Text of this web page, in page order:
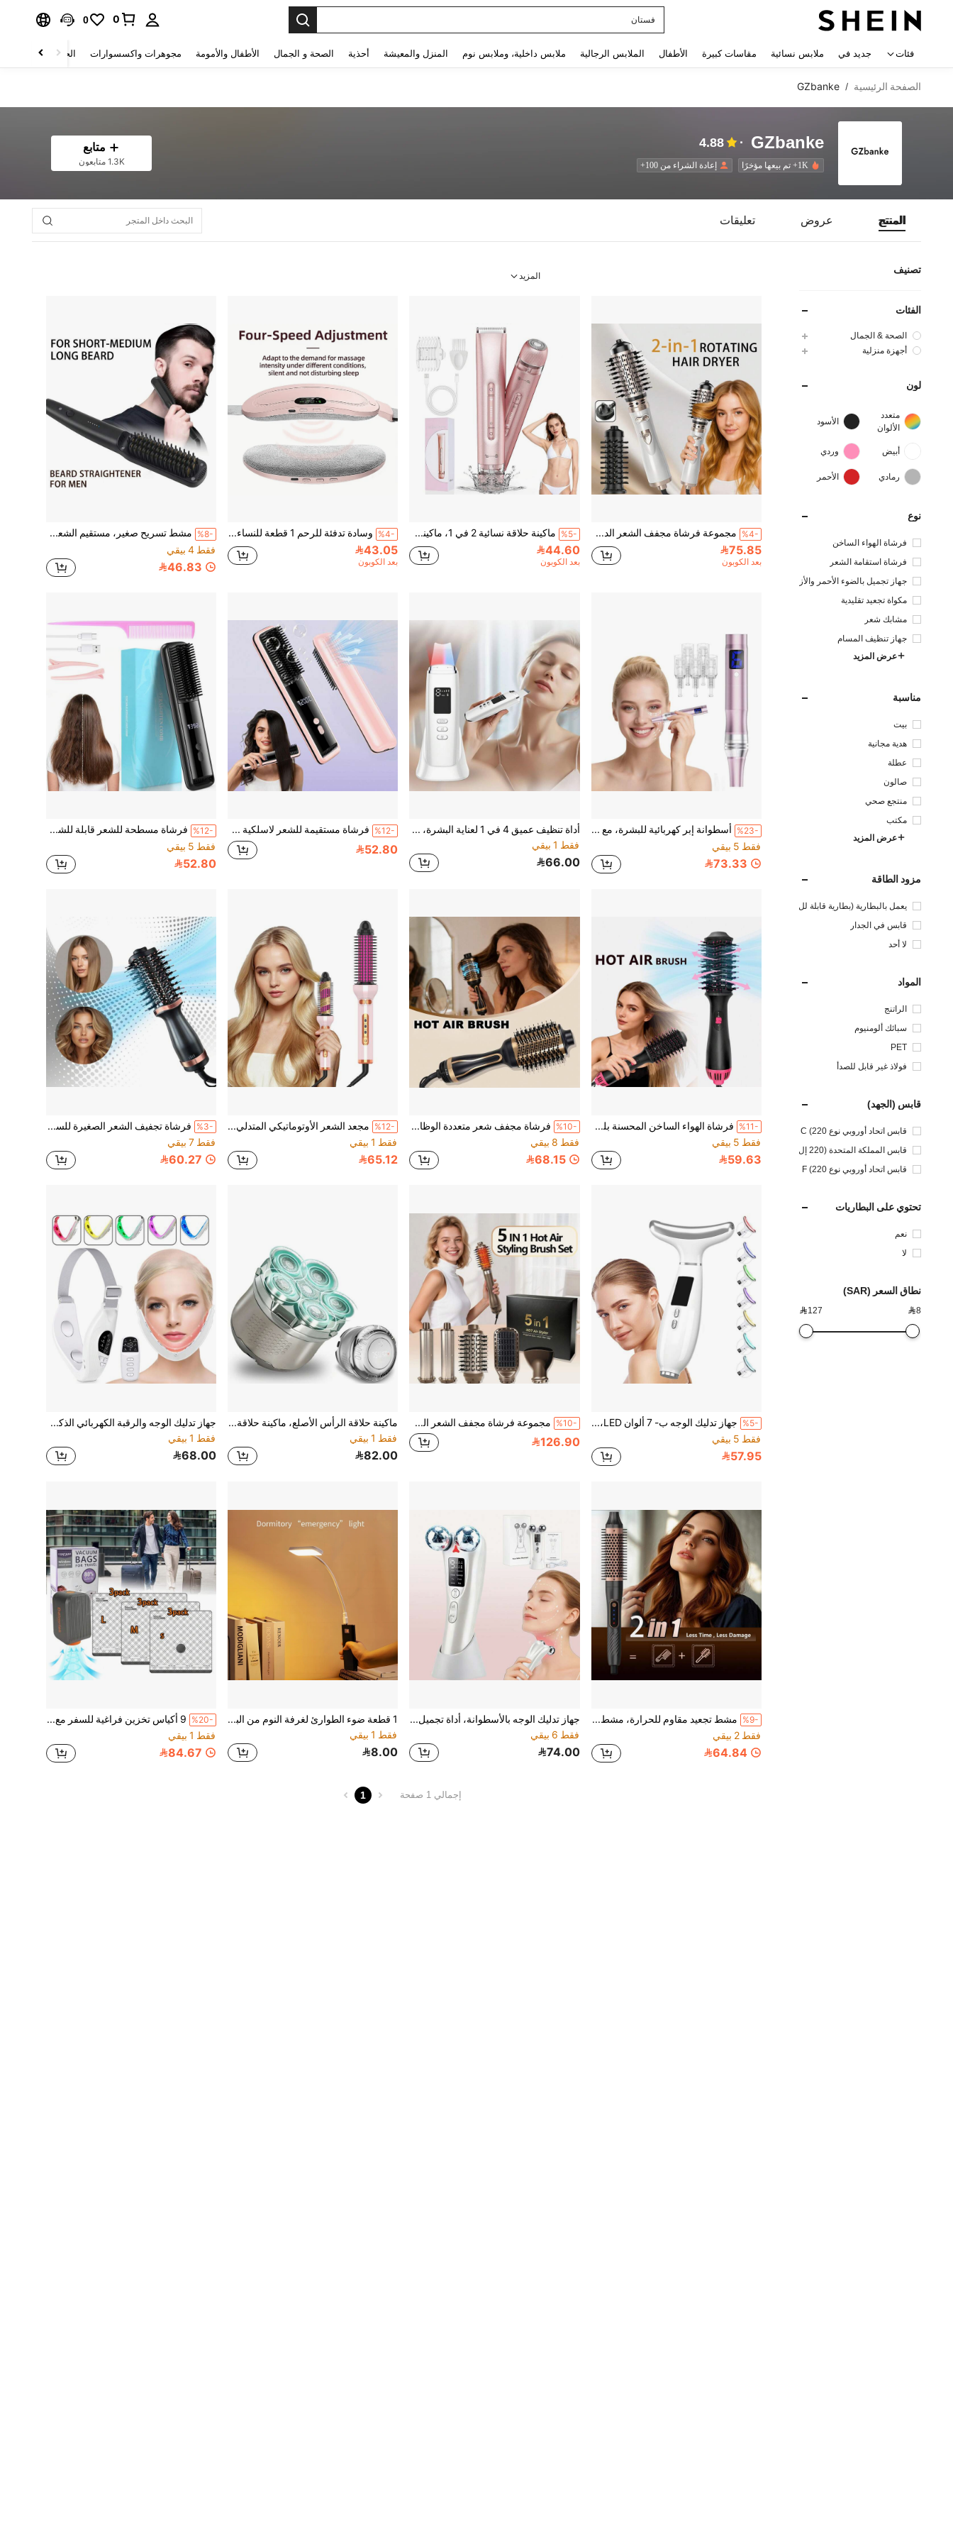
فستان
0
0
فئات جديد في ملابس نسائية مقاسات كبيرة الأطفال الملابس الرجالية ملابس داخلية، وملابس نوم المنزل والمعيشة أحذية الصحة و الجمال الأطفال والأمومة مجوهرات واكسسوارات الحقائب والأمتعة
الصفحة الرئيسية /
GZbanke
GZbanke
4.88
1K+ تم بيعها مؤخرًا إعادة الشراء من 100+
متابع
1.3K متابعون
المنتج عروض تعليقات
تصنيف
الفئات
الصحة & الجمال
أجهزة منزلية
لون
متعدد
الألوان
الأسود
أبيض وردي
رمادي الأحمر
نوع
فرشاة الهواء الساخن
فرشاة استقامة الشعر
جهاز تجميل بالضوء الأحمر والأز
مكواة تجعيد تقليدية
مشابك شعر
جهاز تنظيف المسام
عرض المزيد
مناسبة
بيت
هدية مجانية
عطلة
صالون
منتجع صحي
مكتب
عرض المزيد
مزود الطاقة
يعمل بالبطارية (بطارية قابلة لل
قابس في الجدار
لا أحد
المواد
الراتنج
سبائك ألومنيوم
PET
فولاذ غير قابل للصدأ
قابس (الجهد)
قابس اتحاد أوروبي نوع C (220
قابس المملكة المتحدة (220 إل
قابس اتحاد أوروبي نوع F (220
تحتوي على البطاريات
نعم
لا
نطاق السعر (SAR)
127 8
المزيد
%4- مجموعة فرشاة مجفف الشعر الدوار 3 في 1 - مجفف الشعر الدوار مع رأسين قابلين للتبديل (1.5 بوصة و 2 بوصة)، هدية مثالية للنساء لتجعيد/تجفيف/تنعيم/تمويج الشعر
75.85
بعد الكوبون
%5- ماكينة حلاقة نسائية 2 في 1، ماكينة تشذيب شعر المرأة ذات رأسين مزودة بشفرات سيراميكية ومنفذ شحن من نوع C، ماكينة حلاقة كهربائية للمناطق الحساسة والإبط والساقين والذراعين والوجه، هدية رائعة للنساء
44.60
بعد الكوبون
%4- وسادة تدفئة للرحم 1 قطعة للنساء والفتيات، وسادة تدفئة وتدليك للبطن لتخفيف آلام الدورة الشهرية، قابلة لتعديل السرعات المتعددة
43.05
بعد الكوبون
%8-
مشط تسريح صغير، مستقيم الشعر للرجال - يمنع حروق اللحية، مناسب للرجال والنساء، درجة حرارة قابلة للتعديل، هدية عيد
فقط 4 بيقي
46.83
%23-
أسطوانة إبر كهربائية للبشرة، مع 5 رؤوس بديلة 0.25 مم، أداة العناية بالبشرة الوجهية
فقط 5 بيقي
73.33
أداة تنظيف عميق 4 في 1 لعناية البشرة، مناسبة لتنظيف الوجه، هدية للنساء
فقط 1 بيقي
66.00
%12- فرشاة مستقيمة للشعر لاسلكية محمولة، فرشاة تقويم الشعر بالأيونات السالبة، بطارية قابلة للشحن 2000 مللي أمبير، إعدادات درجة حرارة متعددة، وظيفة الهواء البارد، مناسبة للاستخدام المنزلي والسفر، أداة تصفيف للنساء
52.80
%12-
فرشاة مسطحة للشعر قابلة للشحن، مضادة للتجعد، مسطح الشعر محمول مناسب للمنزل والصالون والسكن الجامعي والفندق والحمام، أداة رعاية شعر احترافية، مثالية للنساء
فقط 5 بيقي
52.80
%11-
فرشاة الهواء الساخن المحسنة بلس 2.0 - مجفف الشعر 4 في 1، مصفف، مكثف للتجفيف والتمليس والتجعيد وإضافة الحجم للشعر - تقاوم التجعد وتزيد الحجم، مناسبة للاستخدام المهني في الصالون، هدية عيد الأم
فقط 5 بيقي
59.63
%10-
فرشاة مجفف شعر متعددة الوظائف، مصفف هواء ساخن 3 في 1، أداة تصفيف الشعر للتجفيف والتكثيف، هدية عطلة، هدية العودة إلى المدرسة
فقط 8 بيقي
68.15
%12-
مجعد الشعر الأوتوماتيكي المتدلي | 3 إعدادات للحرارة | تصفيف سريع | 100-240 فولت | سهل الاستخدام | أداة تصفيف الشعر | هدية للنساء
فقط 1 بيقي
65.12
%3-
فرشاة تجفيف الشعر الصغيرة للسفر، فرشاة هواء ساخن مدمجة برأس بيضاوي 2 بوصة، 3 في 1 تجفيف/تجعيد/تنعيم، فرشاة تجفيف كهربائية احترافية بمستوى صالون للنساء
فقط 7 بيقي
60.27
%5-
جهاز تدليك الوجه ب- 7 ألوان LED، أداة متعددة الوظائف لعناية بالبشرة والرقبة، مناسبة للعناية بالبشرة في المنزل
فقط 5 بيقي
57.95
%10- مجموعة فرشاة مجفف الشعر المحسن 5 في 1، منفاخ الهواء الساخن، أداة تصفيف الشعر الاحترافية | 5 أمشاط قابلة للفصل + 3 أوضاع قابلة للتعديل | تجعيد تلقائي + تصفيف متعدد الوظائف، مضاد للتجعد، مضاد للكهرباء الساكنة، تشكيل طويل الأمد، إنشاء غرة ذات حجم كبير/تصفيفات الشعر المتدرجة
126.90
ماكينة حلاقة الرأس الأصلع، ماكينة حلاقة كهربائية ذات رؤوس عائمة محسّنة، مناسبة للشعر القصير، اللحية، شعر الجسم، ماكينة حلاقة محمولة للرجال، ضروري للعناية بالجمال المنزلي، شحن سريع، هدية مثالية للرجال
فقط 1 بيقي
82.00
جهاز تدليك الوجه والرقبة الكهربائي الذكي - قابل للشحن عبر USB، بطارية 800 مللي أمبير، معدات تجميل خالية من العطور هدية مثالية
فقط 1 بيقي
68.00
%9-
مشط تجعيد مقاوم للحرارة، مشط تجعيد سيراميكي، ماكينة تجعيد كهربائية (مع التحكم في درجة الحرارة، يمكن إنشاء تسريحات شعر ناعمة ومجعدة وموجية)، مشط كهربائي مزدوج الاستخدام، مناسب لموسم العودة إلى المدرسة وهدايا العطلات
فقط 2 بيقي
64.84
جهاز تدليك الوجه بالأسطوانة، أداة تجميل الذقن المزدوجة، أداة تدليك الجسم بالأسطوانة ثلاثية الأبعاد، أداة تجميل اهتزازية، قابلة للشحن عبر USB، مع 8 أوضاع للعناية، حماية الإغلاق التلقائي، مناسبة للاستخدام في المكتب/المنزل والسفر
فقط 6 بيقي
74.00
1 قطعة ضوء الطوارئ لغرفة النوم من البلاستيك ABS ، ضوء ليلي ناعم ،ضوء ليلي للطلاب ، للمدرسة والمنزل
فقط 1 بيقي
8.00
%20-
9 أكياس تخزين فراغية للسفر مع مضخة هواء قابلة لإعادة الشحن، أحجام مناسبة للأمتعة اليدوية، مكعبات ضغط لتنظيم الملابس والأغراض، منظم للسفر لتوفير المساحة
فقط 1 بيقي
84.67
إجمالي 1 صفحة 1